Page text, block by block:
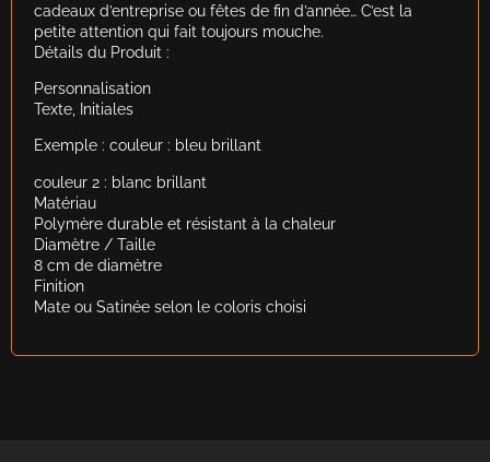
cadeaux d’entreprise ou fêtes de fin d’année… C’est la
petite attention qui fait toujours mouche.
Détails du Produit :
Personnalisation
Texte, Initiales
Exemple : couleur : bleu brillant
couleur 2 : blanc brillant
Matériau
Polymère durable et résistant à la chaleur
Diamètre / Taille
8 cm de diamètre
Finition
Mate ou Satinée selon le coloris choisi